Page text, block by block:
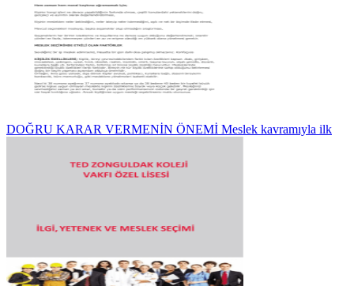
DOĞRU KARAR VERMENİN ÖNEMİ Meslek kavramıyla ilk